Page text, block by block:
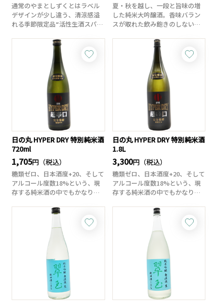
通常のやまとしずくとはラベル
デザインが少し違う、清涼感溢
れる季節限定品“活性生酒スパー
夏・秋を越し、一段と旨味の増
した純米大吟醸酒。香味バラン
スが取れた飲み飽きのしない酒
日の丸 HYPER DRY 特別純米酒
720ml
1,705円（税込）
糖類ゼロ、日本酒度+20、そして
アルコール度数18%という、現
存する純米酒の中でもかなりの
日の丸 HYPER DRY 特別純米酒
1.8L
3,300円（税込）
糖類ゼロ、日本酒度+20、そして
アルコール度数18%という、現
存する純米酒の中でもかなりの